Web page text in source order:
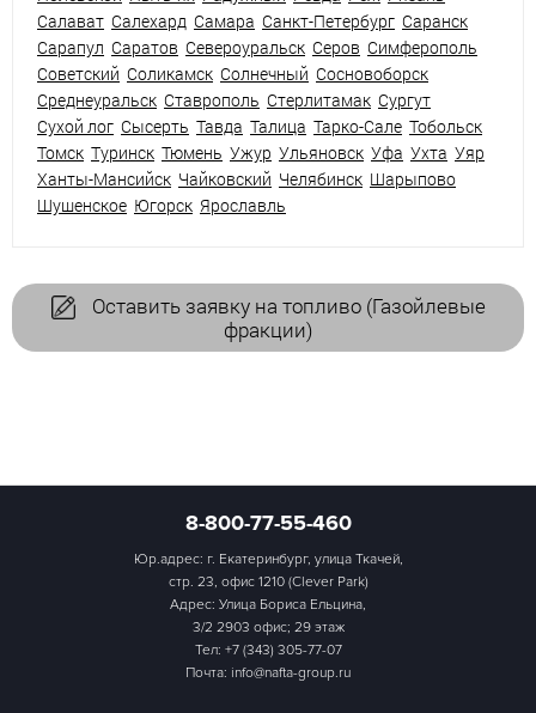
Салават Салехард Самара Санкт-Петербург Саранск
Сарапул Саратов Североуральск Серов Симферополь
Советский Соликамск Солнечный Сосновоборск
Среднеуральск Ставрополь Стерлитамак Сургут
Сухой лог Сысерть Тавда Талица Тарко-Сале Тобольск
Томск Туринск Тюмень Ужур Ульяновск Уфа Ухта Уяр
Ханты-Мансийск Чайковский Челябинск Шарыпово
Шушенское Югорск Ярославль
Оставить заявку на топливо (Газойлевые
фракции)
8-800-77-55-460
Юр.адрес: г. Екатеринбург, улица Ткачей,
стр. 23, офис 1210 (Clever Park)
Адрес: Улица Бориса Ельцина,
3/2 2903 офис; 29 этаж
Тел: +7 (343) 305-77-07
Почта: info@nafta-group.ru